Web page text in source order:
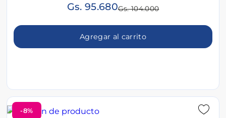
Gs. 95.680Gs. 104.000
Agregar al carrito
-8%